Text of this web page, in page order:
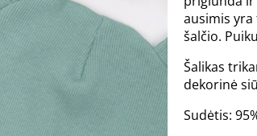
ausimis
šalčio.
Šalikas
dekorinė
Sudėtis: